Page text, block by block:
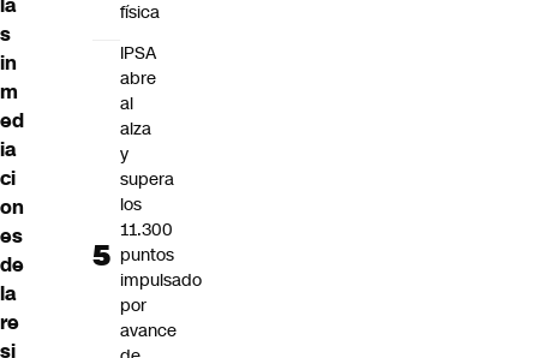
s
in
m
ed
ia
ci
on
es
de
la
re
si
física
IPSA
abre
al
alza
y
supera
los
11.300
puntos
impulsado
por
avance